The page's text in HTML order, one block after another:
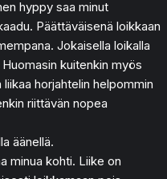
hyppy saa minut
Päättäväisenä loikkaan
Jokaisella loikalla
kuitenkin myös
horjahtelin helpommin
riittävän nopea
äänellä.
minua kohti. Liike on